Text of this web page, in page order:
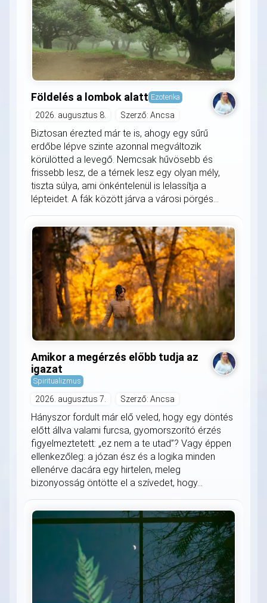
Földelés a lombok alatt Ezoterika
2026. augusztus 8. Szerző: Ancsa
Biztosan érezted már te is, ahogy egy sűrű
erdőbe lépve szinte azonnal megváltozik
körülötted a levegő. Nemcsak hűvösebb és
frissebb lesz, de a térnek lesz egy olyan mély,
tiszta súlya, ami önkéntelenül is lelassítja a
lépteidet. A fák között járva a városi pörgés...
Amikor a megérzés előbb tudja az
igazat
Spiritualizmus
2026. augusztus 7. Szerző: Ancsa
Hányszor fordult már elő veled, hogy egy döntés
előtt állva valami furcsa, gyomorszorító érzés
figyelmeztetett: „ez nem a te utad”? Vagy éppen
ellenkezőleg: a józan ész és a logika minden
ellenérve dacára egy hirtelen, meleg
bizonyosság öntötte el a szívedet, hogy...